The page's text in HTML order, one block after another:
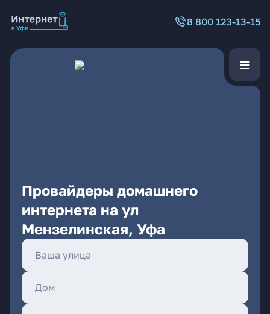
8 800 123-13-15
Провайдеры домашнего
интернета на ул
Мензелинская, Уфа